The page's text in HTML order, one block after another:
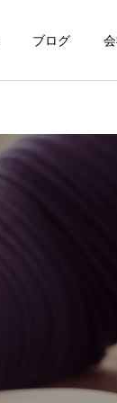
ブログ